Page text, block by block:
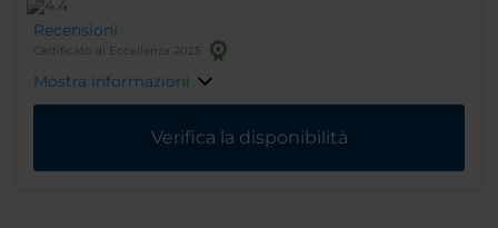
Recensioni
Certificato di Eccellenza 2025
Mostra informazioni
Verifica la disponibilità